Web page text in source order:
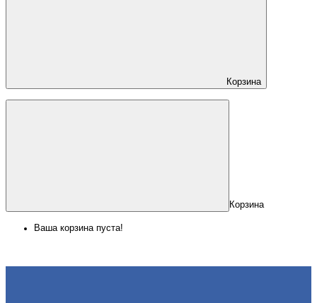
Корзина
Корзина
Ваша корзина пуста!